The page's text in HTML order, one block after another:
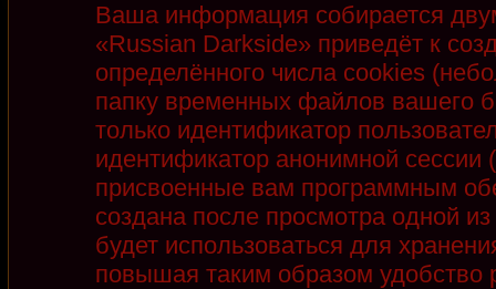
Ваша информация собирается
«Russian Darkside» приведёт к
определённого числа cookies
папку временных файлов вашего
только идентификатор
идентификатор анонимной
присвоенные вам программным
создана после просмотра одной
будет использоваться для
повышая таким образом